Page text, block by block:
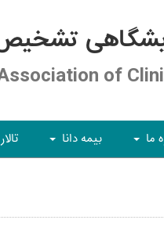
of
ما بیمه دانا